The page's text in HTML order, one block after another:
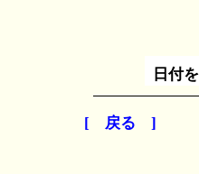
日付
[ 戻る ]